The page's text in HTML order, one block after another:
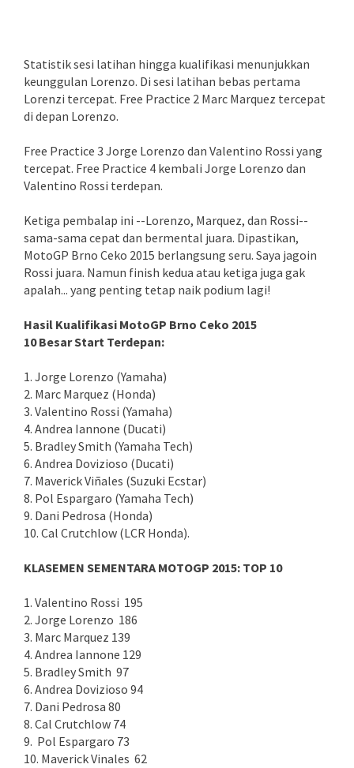
Statistik sesi latihan hingga kualifikasi menunjukkan
keunggulan Lorenzo. Di sesi latihan bebas pertama
Lorenzi tercepat. Free Practice 2 Marc Marquez tercepat
di depan Lorenzo.
Free Practice 3 Jorge Lorenzo dan Valentino Rossi yang
tercepat. Free Practice 4 kembali Jorge Lorenzo dan
Valentino Rossi terdepan.
Ketiga pembalap ini --Lorenzo, Marquez, dan Rossi--
sama-sama cepat dan bermental juara. Dipastikan,
MotoGP Brno Ceko 2015 berlangsung seru. Saya jagoin
Rossi juara. Namun finish kedua atau ketiga juga gak
apalah... yang penting tetap naik podium lagi!
Hasil Kualifikasi MotoGP Brno Ceko 2015
10 Besar Start Terdepan:
1. Jorge Lorenzo (Yamaha)
2. Marc Marquez (Honda)
3. Valentino Rossi (Yamaha)
4. Andrea Iannone (Ducati)
5. Bradley Smith (Yamaha Tech)
6. Andrea Dovizioso (Ducati)
7. Maverick Viñales (Suzuki Ecstar)
8. Pol Espargaro (Yamaha Tech)
9. Dani Pedrosa (Honda)
10. Cal Crutchlow (LCR Honda).
KLASEMEN SEMENTARA MOTOGP 2015: TOP 10
1. Valentino Rossi 195
2. Jorge Lorenzo 186
3. Marc Marquez 139
4. Andrea Iannone 129
5. Bradley Smith 97
6. Andrea Dovizioso 94
7. Dani Pedrosa 80
8. Cal Crutchlow 74
9. Pol Espargaro 73
10. Maverick Vinales 62